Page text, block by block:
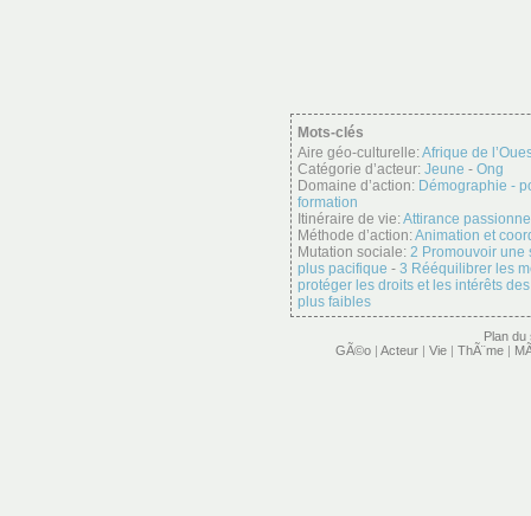
Mots-clés
Aire géo-culturelle:Afrique de
Catégorie d’acteur: Jeune - Ong
Domaine d’action: Démographie -
formation
Itinéraire de vie:Attirance
Méthode d’action:Animation et
Mutation sociale: 2 Promouvoir une
plus pacifique - 3 Rééquilibrer les
protéger les droits et les intérêts
plus faibles
Plan du
GÃ©o | Acteur | Vie | ThÃ¨me |